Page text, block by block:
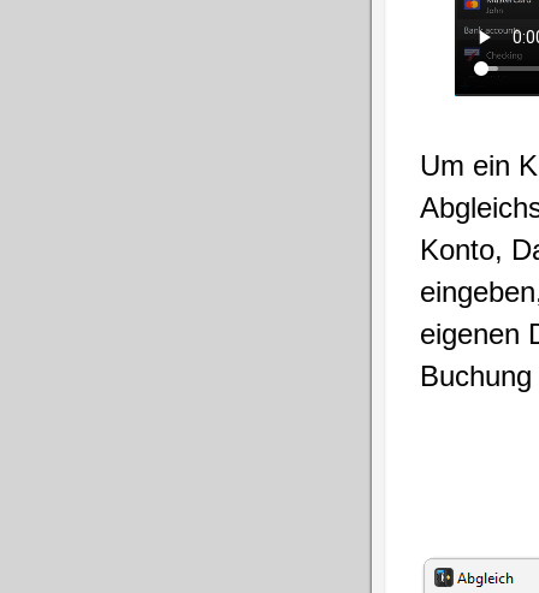
Um ein
Konto,
eigenen